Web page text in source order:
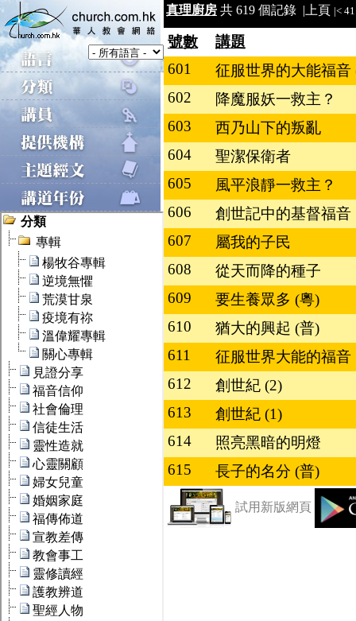
真理廚房 共 619 個記錄 | 上頁 |< 41
號數
講題
601
征服世界的大能福音
602
降魔服妖一救主？
603
西乃山下的叛亂
604
聖潔保衛者
605
風平浪靜一救主？
606
創世記中的基督福音
607
屬我的子民
608
從天而降的種子
609
要生養眾多 (粵)
610
猶大的興起 (普)
611
征服世界大能的福音
612
創世紀 (2)
613
創世紀 (1)
614
照亮黑暗的明燈
615
長子的名分 (普)
試用新版網頁